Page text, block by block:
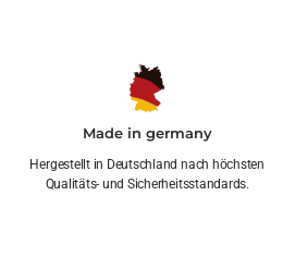
Made in germany
Hergestellt in Deutschland nach höchsten
Qualitäts- und Sicherheitsstandards.